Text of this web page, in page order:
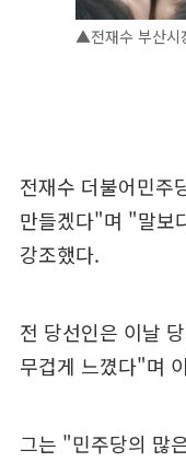
▲전재수 부산시
전재수 더불어민주
만들겠다"며 "말보
강조했다.
전 당선인은 이날
무겁게 느꼈다"며
그는 "민주당의 많